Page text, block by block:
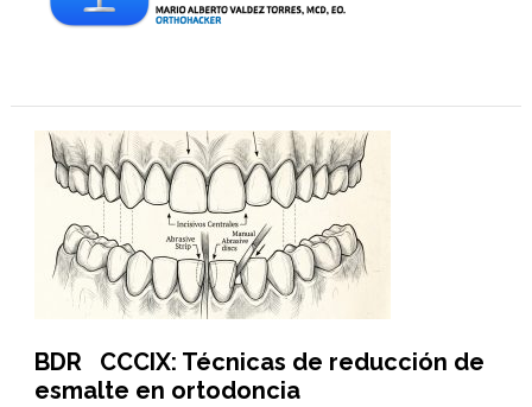
BDR CCCIX: Técnicas de reducción de
esmalte en ortodoncia